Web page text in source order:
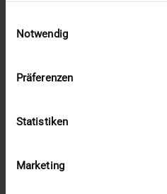
Notwendig
Präferenzen
Statistiken
Marketing